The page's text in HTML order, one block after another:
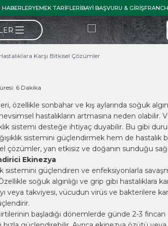
YEMEK TARIFLERIBAYI BAŞVURU & GIRIŞ
Karşı Bitkisel Çözümler
6 Dakika
özellikle sonbahar ve kış aylarında soğuk
hastalıkların artmasına neden olabilir.
sistemi desteğe ihtiyaç duyabilir. Bu gibi
sistemini güçlendirmek hem de hastalık
çözümler, yan etkisiz ve doğanın sunduğu
Ekinezya
sistemini güçlendiren ve enfeksiyonlarla
soğuk algınlığı ve grip gibi hastalıklara
veya takviyesi, vücudun virüs ve bakterilere
başladığı dönemlerde günde 2-3